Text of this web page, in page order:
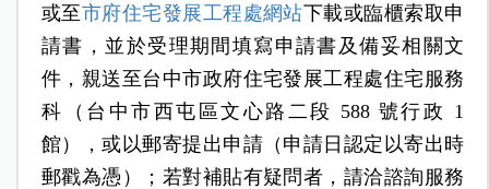
或至市府住宅發展工程處網站下載或臨櫃索取申
請書，並於受理期間填寫申請書及備妥相關文
件，親送至台中市政府住宅發展工程處住宅服務
科（台中市西屯區文心路二段 588 號行政 1
館），或以郵寄提出申請（申請日認定以寄出時
郵戳為憑）；若對補貼有疑問者，請洽諮詢服務